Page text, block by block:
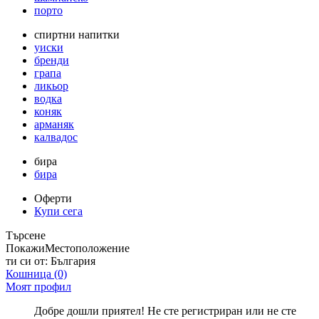
порто
спиртни напитки
уиски
бренди
грапа
ликьор
водка
коняк
арманяк
калвадос
бира
бира
Оферти
Купи сега
Търсене
ПокажиМестоположение
ти си от: България
Кошница (0)
Моят профил
Добре дошли приятел! Не сте регистриран или не сте